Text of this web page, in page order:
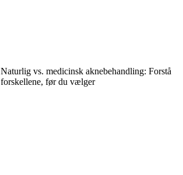
Naturlig vs. medicinsk aknebehandling: Forstå
forskellene, før du vælger